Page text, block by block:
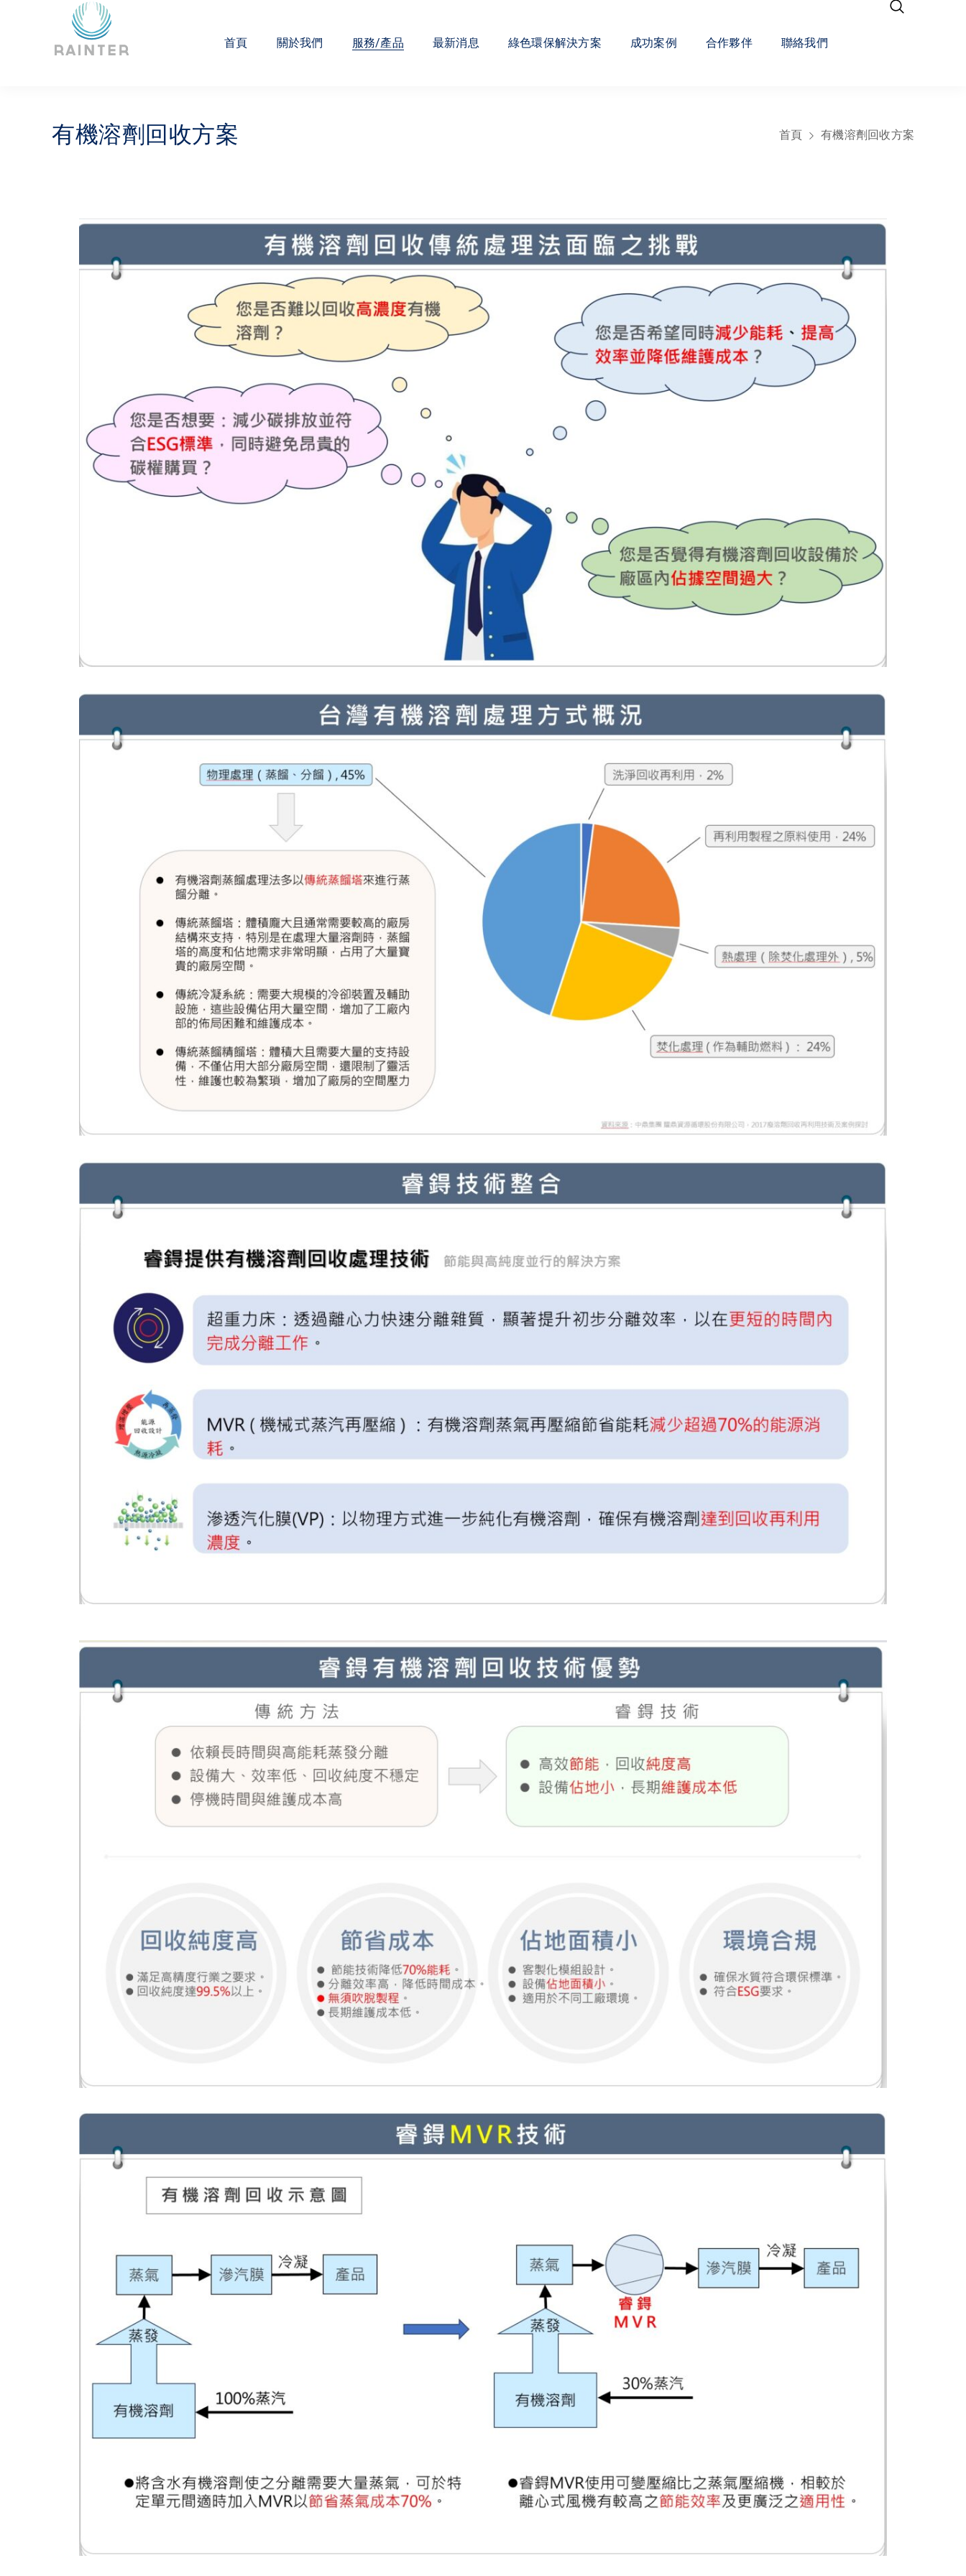
首頁 關於我們 服務/產品 最新消息 綠色環保解決方案 成功案例 合作夥伴 聯絡我們
有機溶劑回收方案 首頁 有機溶劑回收方案